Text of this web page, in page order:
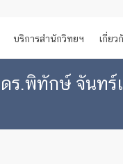
บริการสำนักวิทยฯ เกี่ยว
ร.พิทักษ์ จันทร์